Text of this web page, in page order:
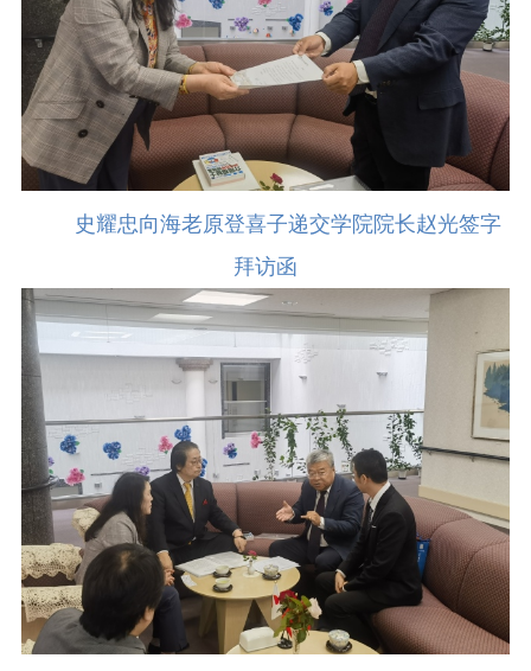
史耀忠向海老原登喜子递交学院院长赵光签字
拜访函